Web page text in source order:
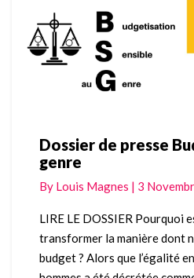
Dossier
de
Budget
sensible
genre
Dossier de presse
genre
By Louis Magnes | 3
LIRE LE DOSSIER Pourquoi
transformer la manière dont
budget ? Alors que l’égalité